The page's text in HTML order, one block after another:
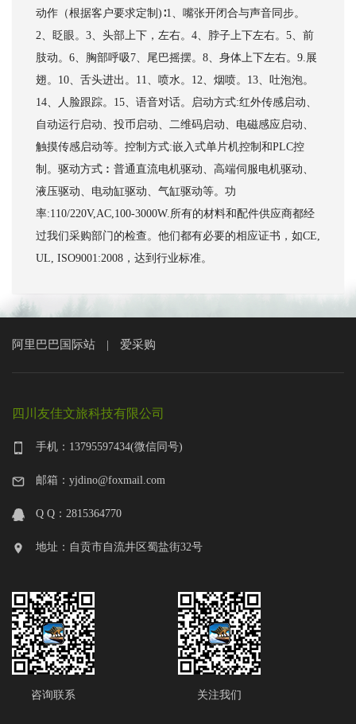
动作（根据客户要求定制)∶1、嘴张开闭合与声音同步。
2、眨眼。3、头部上下，左右。4、脖子上下左右。5、前
肢动。6、胸部呼吸7、尾巴摇摆。8、身体上下左右。9.展
翅。10、舌头进出。11、喷水。12、烟喷。13、吐泡泡。
14、人脸跟踪。15、语音对话。启动方式:红外传感启动、
自动运行启动、投币启动、二维码启动、电磁感应启动、
触摸传感启动等。控制方式:嵌入式单片机控制和PLC控
制。驱动方式︰普通直流电机驱动、高端伺服电机驱动、
液压驱动、电动缸驱动、气缸驱动等。功
率:110/220V,AC,100-3000W.所有的材料和配件供应商都经
过我们采购部门的检查。他们都有必要的相应证书，如CE,
UL, ISO9001:2008，达到行业标准。
阿里巴巴国际站 爱采购
四川友佳文旅科技有限公司
手机：13795597434(微信同号)
邮箱：yjdino@foxmail.com
Q Q：2815364770
地址：自贡市自流井区蜀盐街32号
咨询联系 关注我们